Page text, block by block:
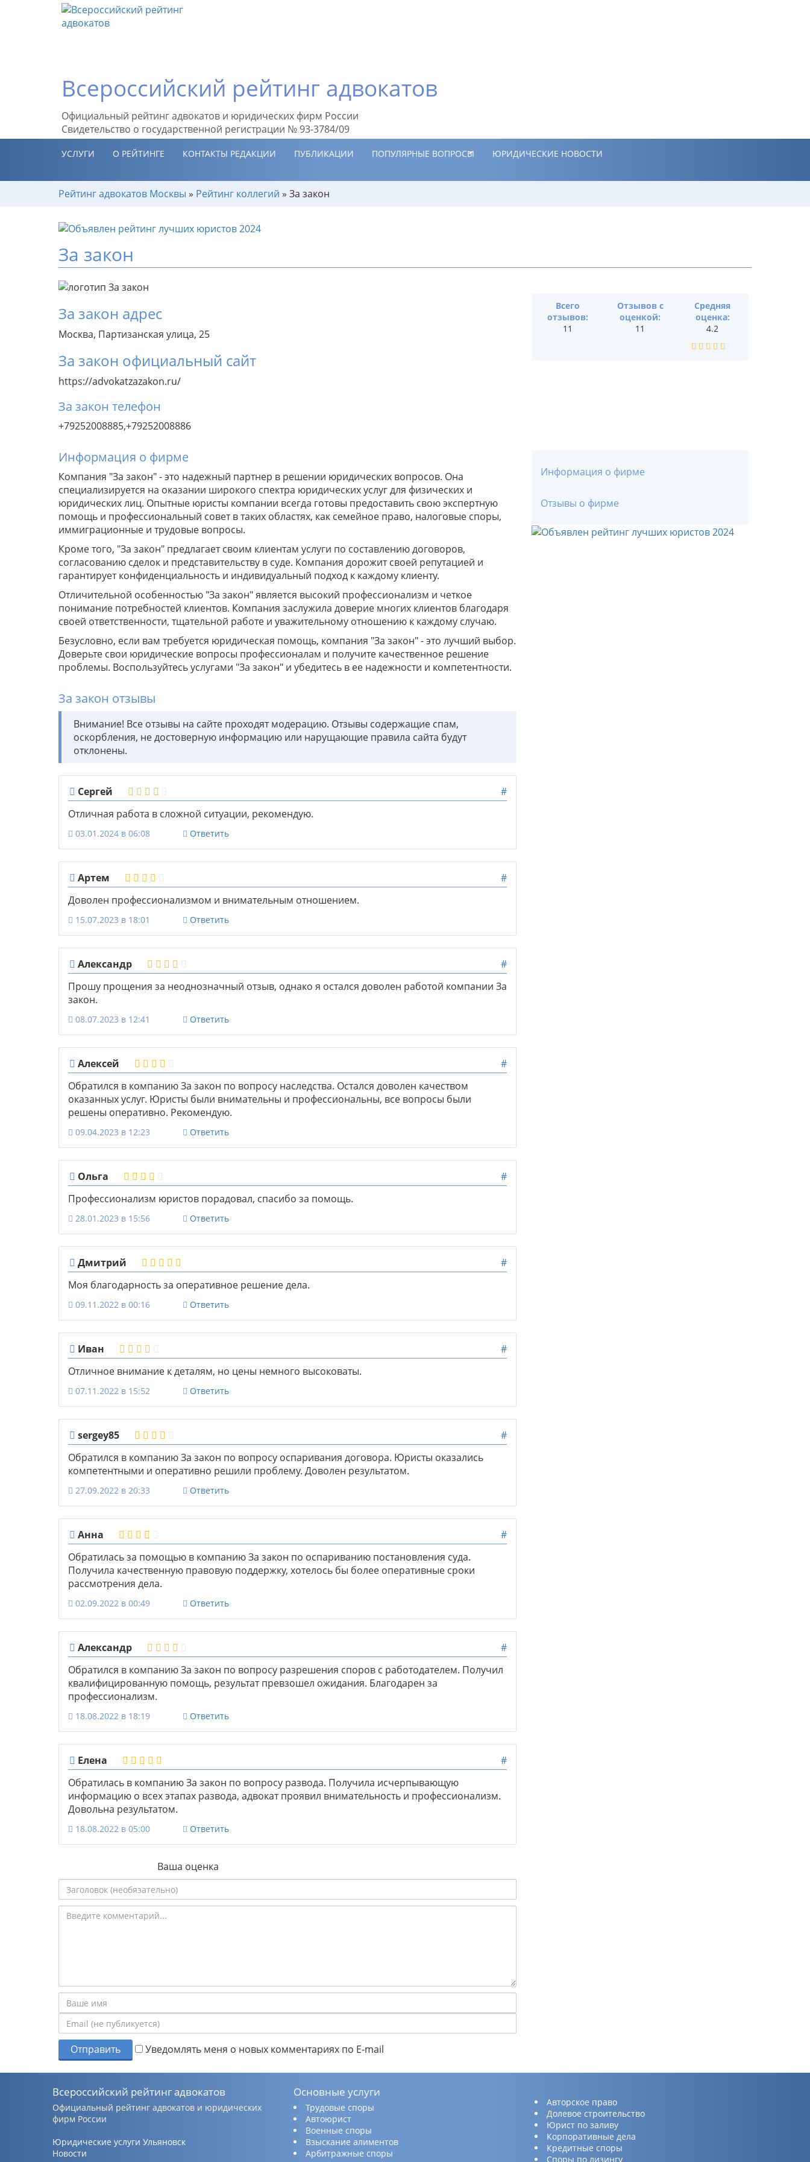
Всероссийский рейтинг адвокатов
Официальный рейтинг адвокатов и юридических фирм России
Свидетельство о государственной регистрации № 93-3784/09
УСЛУГИ О РЕЙТИНГЕ КОНТАКТЫ РЕДАКЦИИ ПУБЛИКАЦИИ ПОПУЛЯРНЫЕ ВОПРОСЫ ЮРИДИЧЕСКИЕ НОВОСТИ
Рейтинг адвокатов Москвы » Рейтинг коллегий » За закон
За закон
За закон адрес
Москва, Партизанская улица, 25
За закон официальный сайт
https://advokatzazakon.ru/
За закон телефон
+79252008885,+79252008886
Всего
отзывов:
11
Отзывов с
оценкой:
11
Средняя
оценка:
4.2
Информация о фирме
Компания "За закон" - это надежный партнер в решении юридических вопросов. Она
специализируется на оказании широкого спектра юридических услуг для физических и
юридических лиц. Опытные юристы компании всегда готовы предоставить свою экспертную
помощь и профессиональный совет в таких областях, как семейное право, налоговые споры,
иммиграционные и трудовые вопросы.
Кроме того, "За закон" предлагает своим клиентам услуги по составлению договоров,
согласованию сделок и представительству в суде. Компания дорожит своей репутацией и
гарантирует конфиденциальность и индивидуальный подход к каждому клиенту.
Отличительной особенностью "За закон" является высокий профессионализм и четкое
понимание потребностей клиентов. Компания заслужила доверие многих клиентов благодаря
своей ответственности, тщательной работе и уважительному отношению к каждому случаю.
Безусловно, если вам требуется юридическая помощь, компания "За закон" - это лучший выбор.
Доверьте свои юридические вопросы профессионалам и получите качественное решение
проблемы. Воспользуйтесь услугами "За закон" и убедитесь в ее надежности и компетентности.
За закон отзывы
Внимание! Все отзывы на сайте проходят модерацию. Отзывы содержащие спам,
оскорбления, не достоверную информацию или нарущающие правила сайта будут
отклонены.
Сергей
#
Отличная работа в сложной ситуации, рекомендую.
03.01.2024 в 06:08 Ответить
Артем
#
Доволен профессионализмом и внимательным отношением.
15.07.2023 в 18:01 Ответить
Александр
#
Прошу прощения за неоднозначный отзыв, однако я остался доволен работой компании За
закон.
08.07.2023 в 12:41 Ответить
Алексей
#
Обратился в компанию За закон по вопросу наследства. Остался доволен качеством
оказанных услуг. Юристы были внимательны и профессиональны, все вопросы были
решены оперативно. Рекомендую.
09.04.2023 в 12:23 Ответить
Ольга
#
Профессионализм юристов порадовал, спасибо за помощь.
28.01.2023 в 15:56 Ответить
Дмитрий
#
Моя благодарность за оперативное решение дела.
09.11.2022 в 00:16 Ответить
Иван
#
Отличное внимание к деталям, но цены немного высоковаты.
07.11.2022 в 15:52 Ответить
sergey85
#
Обратился в компанию За закон по вопросу оспаривания договора. Юристы оказались
компетентными и оперативно решили проблему. Доволен результатом.
27.09.2022 в 20:33 Ответить
Анна
#
Обратилась за помощью в компанию За закон по оспариванию постановления суда.
Получила качественную правовую поддержку, хотелось бы более оперативные сроки
рассмотрения дела.
02.09.2022 в 00:49 Ответить
Александр
#
Обратился в компанию За закон по вопросу разрешения споров с работодателем. Получил
квалифицированную помощь, результат превзошел ожидания. Благодарен за
профессионализм.
18.08.2022 в 18:19 Ответить
Елена
#
Обратилась в компанию За закон по вопросу развода. Получила исчерпывающую
информацию о всех этапах развода, адвокат проявил внимательность и профессионализм.
Довольна результатом.
18.08.2022 в 05:00 Ответить
Ваша оценка
Отправить Уведомлять меня о новых комментариях по E-mail
Информация о фирме
Отзывы о фирме
Всероссийский рейтинг адвокатов
Официальный рейтинг адвокатов и юридических
фирм России
Юридические услуги Ульяновск
Новости
Основные услуги
Трудовые споры
Автоюрист
Военные споры
Взыскание алиментов
Арбитражные споры
Авторское право
Долевое строительство
Юрист по заливу
Корпоративные дела
Кредитные споры
Споры по лизингу